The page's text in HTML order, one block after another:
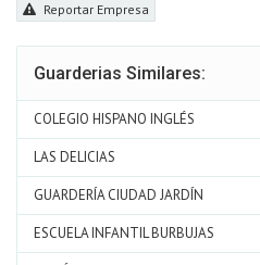
Reportar Empresa
Guarderias Similares:
COLEGIO HISPANO INGLÉS
LAS DELICIAS
GUARDERÍA CIUDAD JARDÍN
ESCUELA INFANTIL BURBUJAS